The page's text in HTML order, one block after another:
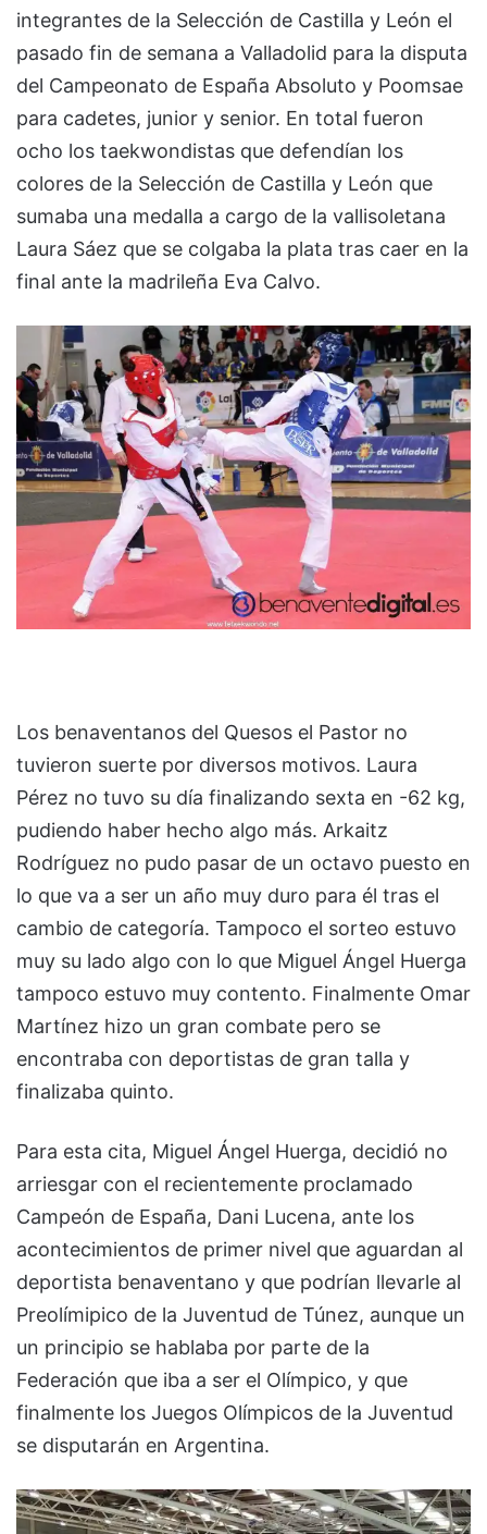
integrantes de la Selección de Castilla y León el
pasado fin de semana a Valladolid para la disputa
del Campeonato de España Absoluto y Poomsae
para cadetes, junior y senior. En total fueron
ocho los taekwondistas que defendían los
colores de la Selección de Castilla y León que
sumaba una medalla a cargo de la vallisoletana
Laura Sáez que se colgaba la plata tras caer en la
final ante la madrileña Eva Calvo.
Los benaventanos del Quesos el Pastor no
tuvieron suerte por diversos motivos. Laura
Pérez no tuvo su día finalizando sexta en -62 kg,
pudiendo haber hecho algo más. Arkaitz
Rodríguez no pudo pasar de un octavo puesto en
lo que va a ser un año muy duro para él tras el
cambio de categoría. Tampoco el sorteo estuvo
muy su lado algo con lo que Miguel Ángel Huerga
tampoco estuvo muy contento. Finalmente Omar
Martínez hizo un gran combate pero se
encontraba con deportistas de gran talla y
finalizaba quinto.
Para esta cita, Miguel Ángel Huerga, decidió no
arriesgar con el recientemente proclamado
Campeón de España, Dani Lucena, ante los
acontecimientos de primer nivel que aguardan al
deportista benaventano y que podrían llevarle al
Preolímipico de la Juventud de Túnez, aunque un
un principio se hablaba por parte de la
Federación que iba a ser el Olímpico, y que
finalmente los Juegos Olímpicos de la Juventud
se disputarán en Argentina.